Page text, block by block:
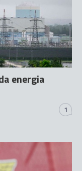
energia
1